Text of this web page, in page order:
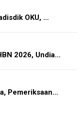
OKU, …
2026, Undia…
Pemeriksaan…